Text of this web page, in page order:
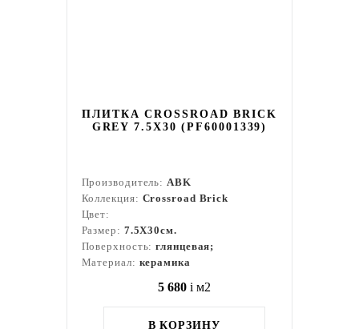
ПЛИТКА CROSSROAD BRICK
GREY 7.5X30 (PF60001339)
Производитель:ABK
Коллекция: Crossroad Brick
Цвет:
Размер: 7.5X30см.
Поверхность:глянцевая;
Материал: керамика
5 680 i м2
В КОРЗИНУ